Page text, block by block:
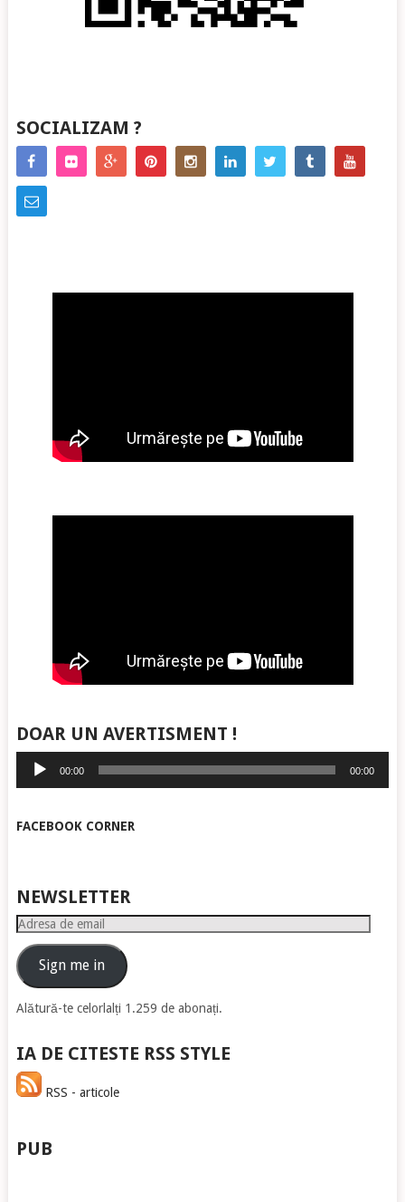
SOCIALIZAM ?
DOAR UN AVERTISMENT !
Player
audio
00:00 00:00
FACEBOOK CORNER
NEWSLETTER
Adresa
emailSign me in
Alătură-te celorlalți 1.259 de abonați.
IA DE CITESTE RSS STYLE
RSS - articole
PUB